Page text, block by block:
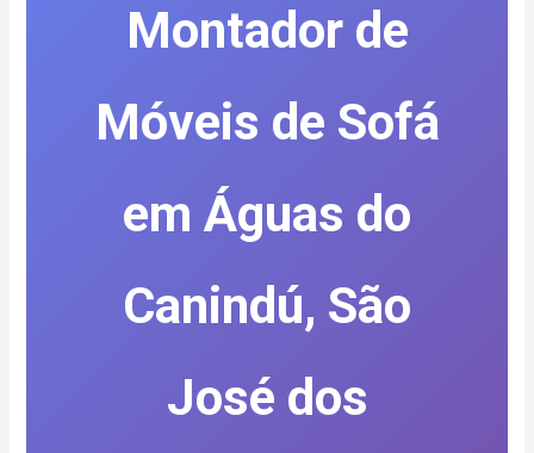
Montador de
Móveis de Sofá
em Águas do
Canindú, São
José dos